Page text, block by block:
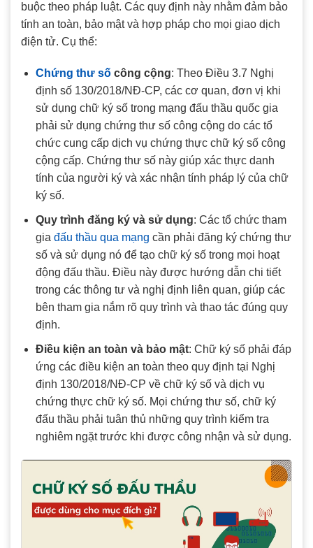
buộc theo pháp luật. Các quy định này nhằm đảm bảo
tính an toàn, bảo mật và hợp pháp cho mọi giao dịch
điện tử. Cụ thể:
Chứng thư sốcông cộng: Theo Điều 3.7 Nghị
định số 130/2018/NĐ-CP, các cơ quan, đơn vị khi
sử dụng chữ ký số trong mạng đấu thầu quốc gia
phải sử dụng chứng thư số công cộng do các tổ
chức cung cấp dịch vụ chứng thực chữ ký số công
cộng cấp. Chứng thư số này giúp xác thực danh
tính của người ký và xác nhận tính pháp lý của chữ
ký số.
Quy trình đăng ký và sử dụng: Các tổ chức tham
gia đấu thầu qua mạng cần phải đăng ký chứng thư
số và sử dụng nó để tạo chữ ký số trong mọi hoạt
động đấu thầu. Điều này được hướng dẫn chi tiết
trong các thông tư và nghị định liên quan, giúp các
bên tham gia nắm rõ quy trình và thao tác đúng quy
định.
Điều kiện an toàn và bảo mật: Chữ ký số phải đáp
ứng các điều kiện an toàn theo quy định tại Nghị
định 130/2018/NĐ-CP về chữ ký số và dịch vụ
chứng thực chữ ký số. Mọi chứng thư số, chữ ký
đấu thầu phải tuân thủ những quy trình kiểm tra
nghiêm ngặt trước khi được công nhận và sử dụng.